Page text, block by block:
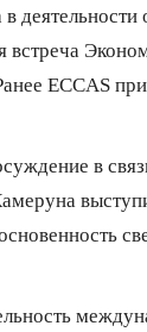
деятельности
встреча
ECCAS
в